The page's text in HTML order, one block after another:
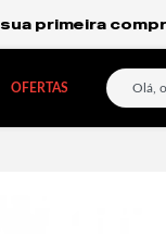
o Sul e São Paulo.
OFERTAS